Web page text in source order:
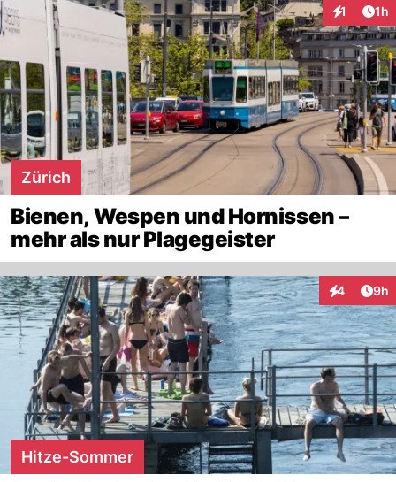
1 1h
Zürich
Bienen, Wespen und Hornissen –
mehr als nur Plagegeister
4 9h
Hitze-Sommer